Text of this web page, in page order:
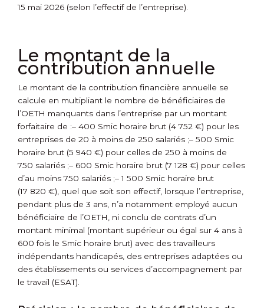
15 mai 2026 (selon l’effectif de l’entreprise).
Le montant de la
contribution annuelle
Le montant de la contribution financière annuelle se
calcule en multipliant le nombre de bénéficiaires de
l’OETH manquants dans l’entreprise par un montant
forfaitaire de :– 400 Smic horaire brut (4 752 €) pour les
entreprises de 20 à moins de 250 salariés ;– 500 Smic
horaire brut (5 940 €) pour celles de 250 à moins de
750 salariés ;– 600 Smic horaire brut (7 128 €) pour celles
d’au moins 750 salariés ;– 1 500 Smic horaire brut
(17 820 €), quel que soit son effectif, lorsque l’entreprise,
pendant plus de 3 ans, n’a notamment employé aucun
bénéficiaire de l’OETH, ni conclu de contrats d’un
montant minimal (montant supérieur ou égal sur 4 ans à
600 fois le Smic horaire brut) avec des travailleurs
indépendants handicapés, des entreprises adaptées ou
des établissements ou services d’accompagnement par
le travail (ESAT).